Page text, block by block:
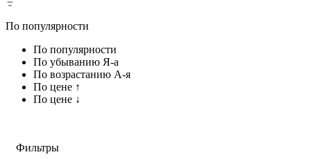
По популярности
По популярности
По убыванию Я-а
По возрастанию А-я
По цене ↑
По цене ↓
Фильтры